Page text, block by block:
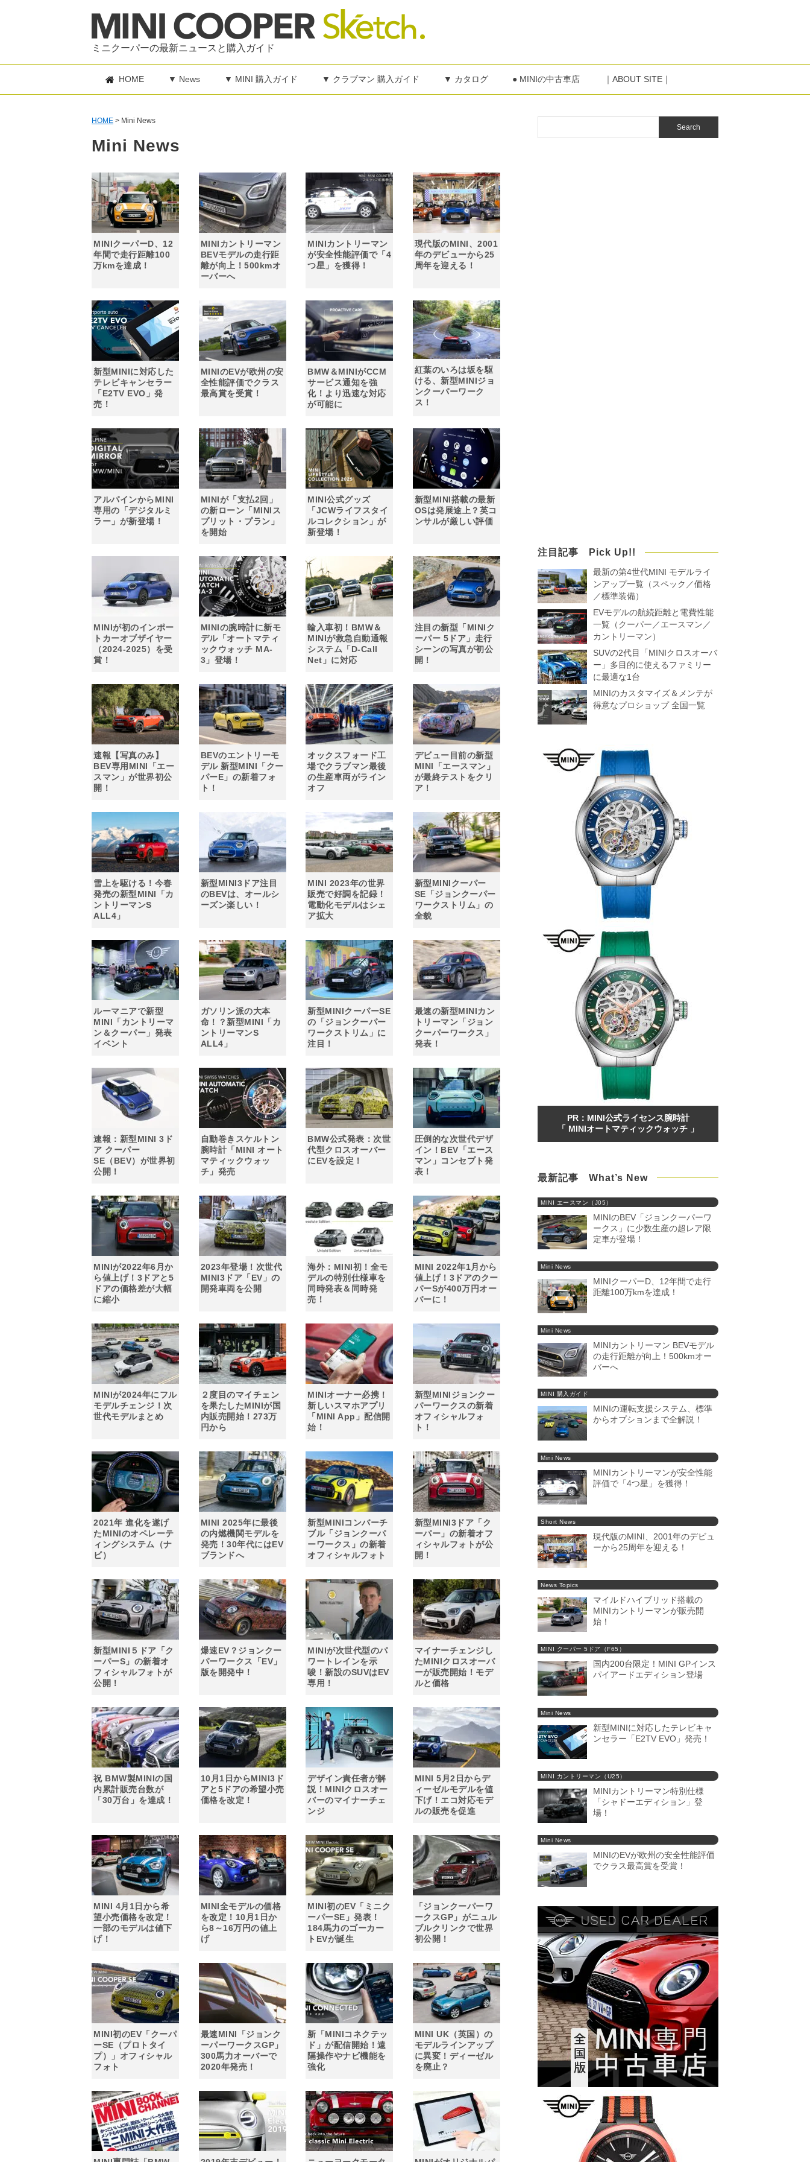
ミニクーパーの最新ニュースと購入ガイド
HOME ▼ News ▼ MINI 購入ガイド ▼ クラブマン 購入ガイド ▼ カタログ ● MINIの中古車店 ｜ABOUT SITE｜
HOME > Mini News
Mini News
MINIクーパーD、12
年間で走行距離100
万kmを達成！
MINIカントリーマン
BEVモデルの走行距
離が向上！500kmオ
ーバーへ
MINIカントリーマン
が安全性能評価で「4
つ星」を獲得！
現代版のMINI、2001
年のデビューから25
周年を迎える！
新型MINIに対応した
テレビキャンセラー
「E2TV EVO」発
売！
MINIのEVが欧州の安
全性能評価でクラス
最高賞を受賞！
BMW＆MINIがCCM
サービス通知を強
化！より迅速な対応
が可能に
紅葉のいろは坂を駆
ける、新型MINIジョ
ンクーパーワーク
ス！
アルパインからMINI
専用の「デジタルミ
ラー」が新登場！
MINIが「支払2回」
の新ローン「MINIス
プリット・プラン」
を開始
MINI公式グッズ
「JCWライフスタイ
ルコレクション」が
新登場！
新型MINI搭載の最新
OSは発展途上？英コ
ンサルが厳しい評価
MINIが初のインポー
トカーオブザイヤー
（2024-2025）を受
賞！
MINIの腕時計に新モ
デル「オートマティ
ックウォッチ MA-
3」登場！
輸入車初！BMW＆
MINIが救急自動通報
システム「D-Call
Net」に対応
注目の新型「MINIク
ーパー 5ドア」走行
シーンの写真が初公
開！
速報【写真のみ】
BEV専用MINI「エー
スマン」が世界初公
開！
BEVのエントリーモ
デル 新型MINI「クー
パーE」の新着フォ
ト！
オックスフォード工
場でクラブマン最後
の生産車両がライン
オフ
デビュー目前の新型
MINI「エースマン」
が最終テストをクリ
ア！
雪上を駆ける！今春
発売の新型MINI「カ
ントリーマンS
ALL4」
新型MINI3ドア注目
のBEVは、オールシ
ーズン楽しい！
MINI 2023年の世界
販売で好調を記録！
電動化モデルはシェ
ア拡大
新型MINIクーパー
SE「ジョンクーパー
ワークストリム」の
全貌
ルーマニアで新型
MINI「カントリーマ
ン＆クーパー」発表
イベント
ガソリン派の大本
命！？新型MINI「カ
ントリーマンS
ALL4」
新型MINIクーパーSE
の「ジョンクーパー
ワークストリム」に
注目！
最速の新型MINIカン
トリーマン「ジョン
クーパーワークス」
発表！
速報：新型MINI 3ド
ア クーパー
SE（BEV）が世界初
公開！
自動巻きスケルトン
腕時計「MINI オート
マティックウォッ
チ」発売
BMW公式発表：次世
代型クロスオーバー
にEVを設定！
圧倒的な次世代デザ
イン！BEV「エース
マン」コンセプト発
表！
MINIが2022年6月か
ら値上げ！3ドアと5
ドアの価格差が大幅
に縮小
2023年登場！次世代
MINI3ドア「EV」の
開発車両を公開
海外：MINI初！全モ
デルの特別仕様車を
同時発表＆同時発
売！
MINI 2022年1月から
値上げ！3ドアのクー
パーSが400万円オー
バーに！
MINIが2024年にフル
モデルチェンジ！次
世代モデルまとめ
２度目のマイチェン
を果たしたMINIが国
内販売開始！273万
円から
MINIオーナー必携！
新しいスマホアプリ
「MINI App」配信開
始！
新型MINIジョンクー
パーワークスの新着
オフィシャルフォ
ト！
2021年 進化を遂げ
たMINIのオペレーテ
ィングシステム（ナ
ビ）
MINI 2025年に最後
の内燃機関モデルを
発売！30年代にはEV
ブランドへ
新型MINIコンバーチ
ブル「ジョンクーパ
ーワークス」の新着
オフィシャルフォト
新型MINI3ドア「ク
ーパー」の新着オフ
ィシャルフォトが公
開！
新型MINI５ドア「ク
ーパーS」の新着オ
フィシャルフォトが
公開！
爆速EV？ジョンクー
パーワークス「EV」
版を開発中！
MINIが次世代型のパ
ワートレインを示
唆！新設のSUVはEV
専用！
マイナーチェンジし
たMINIクロスオーバ
ーが販売開始！モデ
ルと価格
祝 BMW製MINIの国
内累計販売台数が
「30万台」を達成！
10月1日からMINI3ド
アと5ドアの希望小売
価格を改定！
デザイン責任者が解
説！MINIクロスオー
バーのマイナーチェ
ンジ
MINI 5月2日からデ
ィーゼルモデルを値
下げ！エコ対応モデ
ルの販売を促進
MINI 4月1日から希
望小売価格を改定！
一部のモデルは値下
げ！
MINI全モデルの価格
を改定！10月1日か
ら8～16万円の値上
げ
MINI初のEV「ミニク
ーパーSE」発表！
184馬力のゴーカー
トEVが誕生
「ジョンクーパーワ
ークスGP」がニュル
ブルクリンクで世界
初公開！
MINI初のEV「クーパ
ーSE（プロトタイ
プ）」オフィシャル
フォト
最速MINI「ジョンク
ーパーワークスGP」
300馬力オーバーで
2020年発売！
新「MINIコネクテッ
ド」が配信開始！遠
隔操作やナビ機能を
強化
MINI UK（英国）の
モデルラインアップ
に異変！ディーゼル
を廃止？
注目記事 Pick Up!!
最新の第4世代MINI モデルライ
ンアップ一覧（スペック／価格
／標準装備）
EVモデルの航続距離と電費性能
一覧（クーパー／エースマン／
カントリーマン）
SUVの2代目「MINIクロスオーバ
ー」多目的に使えるファミリー
に最適な1台
MINIのカスタマイズ＆メンテが
得意なプロショップ 全国一覧
PR：MINI公式ライセンス腕時計
「 MINIオートマティックウォッチ 」
最新記事 What’s New
MINI エースマン（J05）
MINIのBEV「ジョンクーパーワ
ークス」に少数生産の超レア限
定車が登場！
Mini News
MINIクーパーD、12年間で走行
距離100万kmを達成！
Mini News
MINIカントリーマン BEVモデル
の走行距離が向上！500kmオー
バーへ
MINI 購入ガイド
MINIの運転支援システム、標準
からオプションまで全解説！
Mini News
MINIカントリーマンが安全性能
評価で「4つ星」を獲得！
Short News
現代版のMINI、2001年のデビュ
ーから25周年を迎える！
News Topics
マイルドハイブリッド搭載の
MINIカントリーマンが販売開
始！
MINI クーパー 5ドア（F65）
国内200台限定！MINI GPインス
パイアードエディション登場
Mini News
新型MINIに対応したテレビキャ
ンセラー「E2TV EVO」発売！
MINI カントリーマン（U25）
MINIカントリーマン特別仕様
「シャドーエディション」登
場！
Mini News
MINIのEVが欧州の安全性能評価
でクラス最高賞を受賞！